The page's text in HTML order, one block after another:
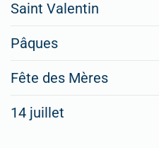
Saint Valentin
Pâques
Fête des Mères
14 juillet